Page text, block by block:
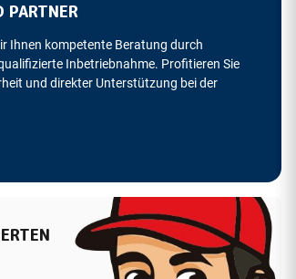
PARTNER
Ihnen kompetente Beratung durch
Inbetriebnahme. Profitieren Sie
und direkter Unterstützung bei der